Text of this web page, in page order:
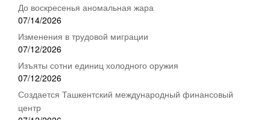
До воскресенья аномальная жара
07/14/2026
Изменения в трудовой миграции
07/12/2026
Изъяты сотни единиц холодного оружия
07/12/2026
Создается Ташкентский международный финансовый
центр